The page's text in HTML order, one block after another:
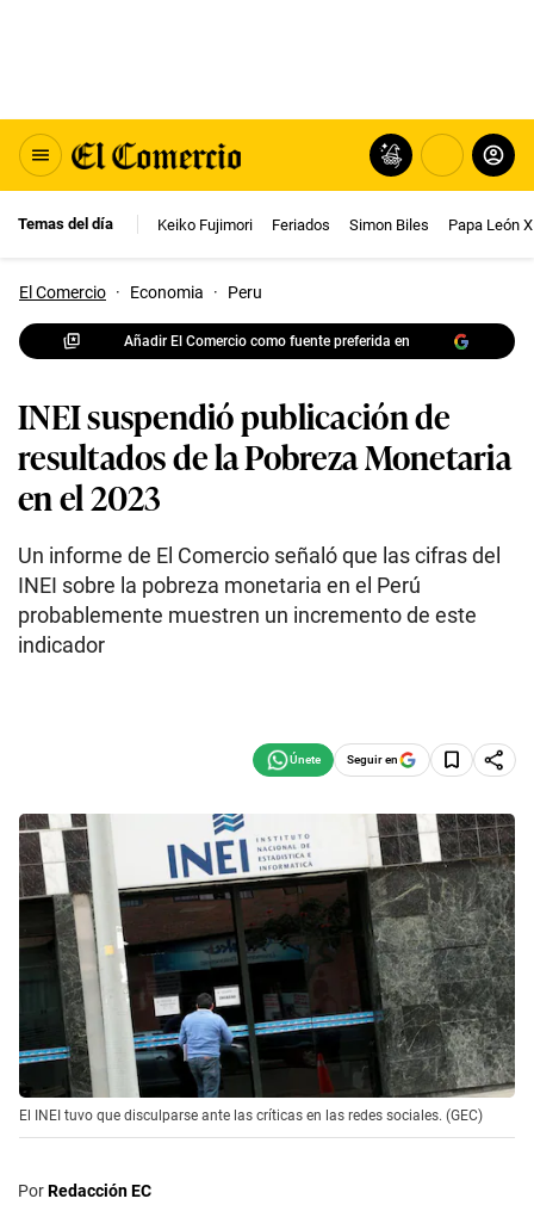
Temas del día Keiko Fujimori Feriados Simon Biles Papa León
El Comercio · Economia · Peru
Añadir El Comercio como fuente preferida en
INEI suspendió publicación de
resultados de la Pobreza Monetaria
en el 2023
Un informe de El Comercio señaló que las cifras del
INEI sobre la pobreza monetaria en el Perú
probablemente muestren un incremento de este
indicador
Seguir en
El INEI tuvo que disculparse ante las críticas en las redes sociales. (GEC)
PorRedacción EC